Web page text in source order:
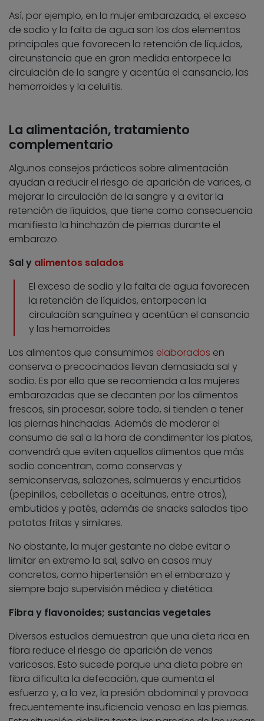
Así, por ejemplo, en la mujer embarazada, el exceso
de sodio y la falta de agua son los dos elementos
principales que favorecen la retención de líquidos,
circunstancia que en gran medida entorpece la
circulación de la sangre y acentúa el cansancio, las
hemorroides y la celulitis.
La alimentación, tratamiento
complementario
Algunos consejos prácticos sobre alimentación
ayudan a reducir el riesgo de aparición de varices, a
mejorar la circulación de la sangre y a evitar la
retención de líquidos, que tiene como consecuencia
manifiesta la hinchazón de piernas durante el
embarazo.
Sal y alimentos salados
El exceso de sodio y la falta de agua favorecen
la retención de líquidos, entorpecen la
circulación sanguínea y acentúan el cansancio
y las hemorroides
Los alimentos que consumimos elaborados en
conserva o precocinados llevan demasiada sal y
sodio. Es por ello que se recomienda a las mujeres
embarazadas que se decanten por los alimentos
frescos, sin procesar, sobre todo, si tienden a tener
las piernas hinchadas. Además de moderar el
consumo de sal a la hora de condimentar los platos,
convendrá que eviten aquellos alimentos que más
sodio concentran, como conservas y
semiconservas, salazones, salmueras y encurtidos
(pepinillos, cebolletas o aceitunas, entre otros),
embutidos y patés, además de snacks salados tipo
patatas fritas y similares.
No obstante, la mujer gestante no debe evitar o
limitar en extremo la sal, salvo en casos muy
concretos, como hipertensión en el embarazo y
siempre bajo supervisión médica y dietética.
Fibra y flavonoides; sustancias vegetales
Diversos estudios demuestran que una dieta rica en
fibra reduce el riesgo de aparición de venas
varicosas. Esto sucede porque una dieta pobre en
fibra dificulta la defecación, que aumenta el
esfuerzo y, a la vez, la presión abdominal y provoca
frecuentemente insuficiencia venosa en las piernas.